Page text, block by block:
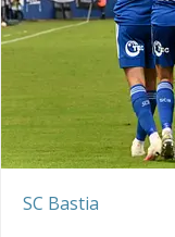
SC Bastia